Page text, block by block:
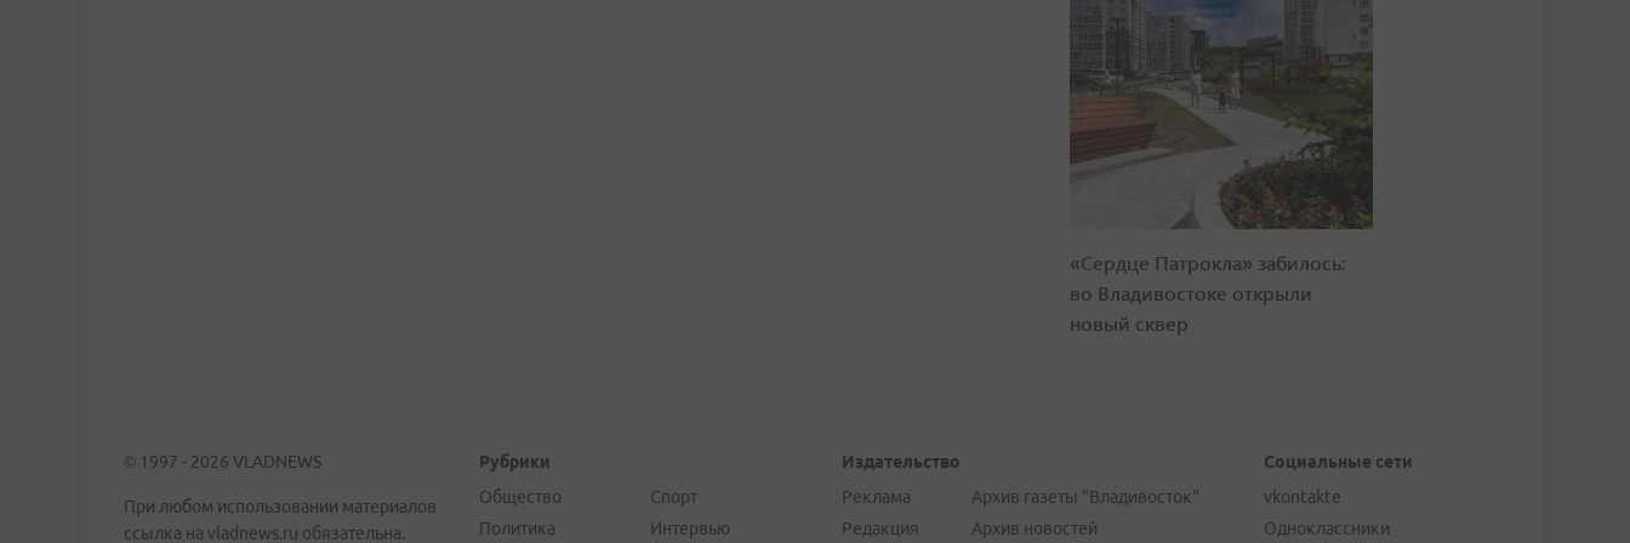
«Сердце Патрокла» забилось:
во Владивостоке открыли
новый сквер
© 1997 - 2026 VLADNEWS
При любом использовании материалов
ссылка на vladnews.ru обязательна.
Рубрики
Общество
Политика
Спорт
Интервью
Издательство
Реклама
Редакция
Архив газеты "Владивосток"
Архив новостей
Социальные сети
vkontakte
Одноклассники